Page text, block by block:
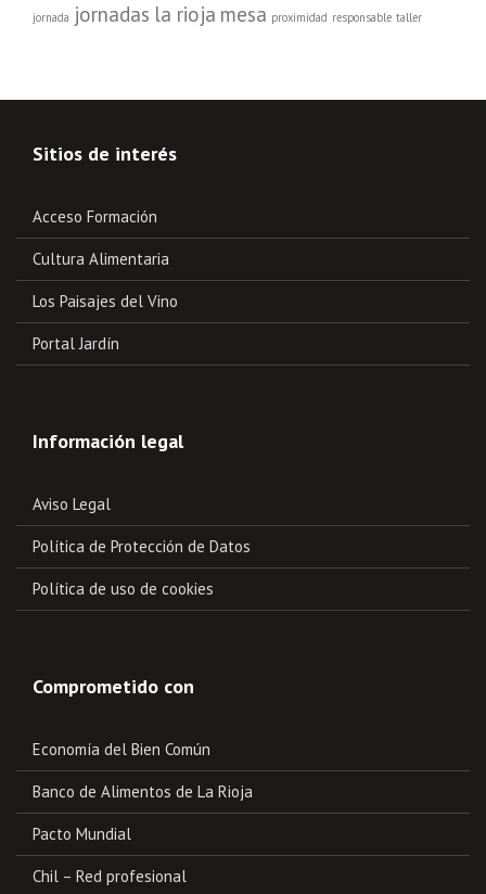
jornada jornadas la rioja mesa proximidad responsable taller
Sitios de interés
Acceso Formación
Cultura Alimentaria
Los Paisajes del Vino
Portal Jardín
Información legal
Aviso Legal
Política de Protección de Datos
Política de uso de cookies
Comprometido con
Economía del Bien Común
Banco de Alimentos de La Rioja
Pacto Mundial
Chil – Red profesional